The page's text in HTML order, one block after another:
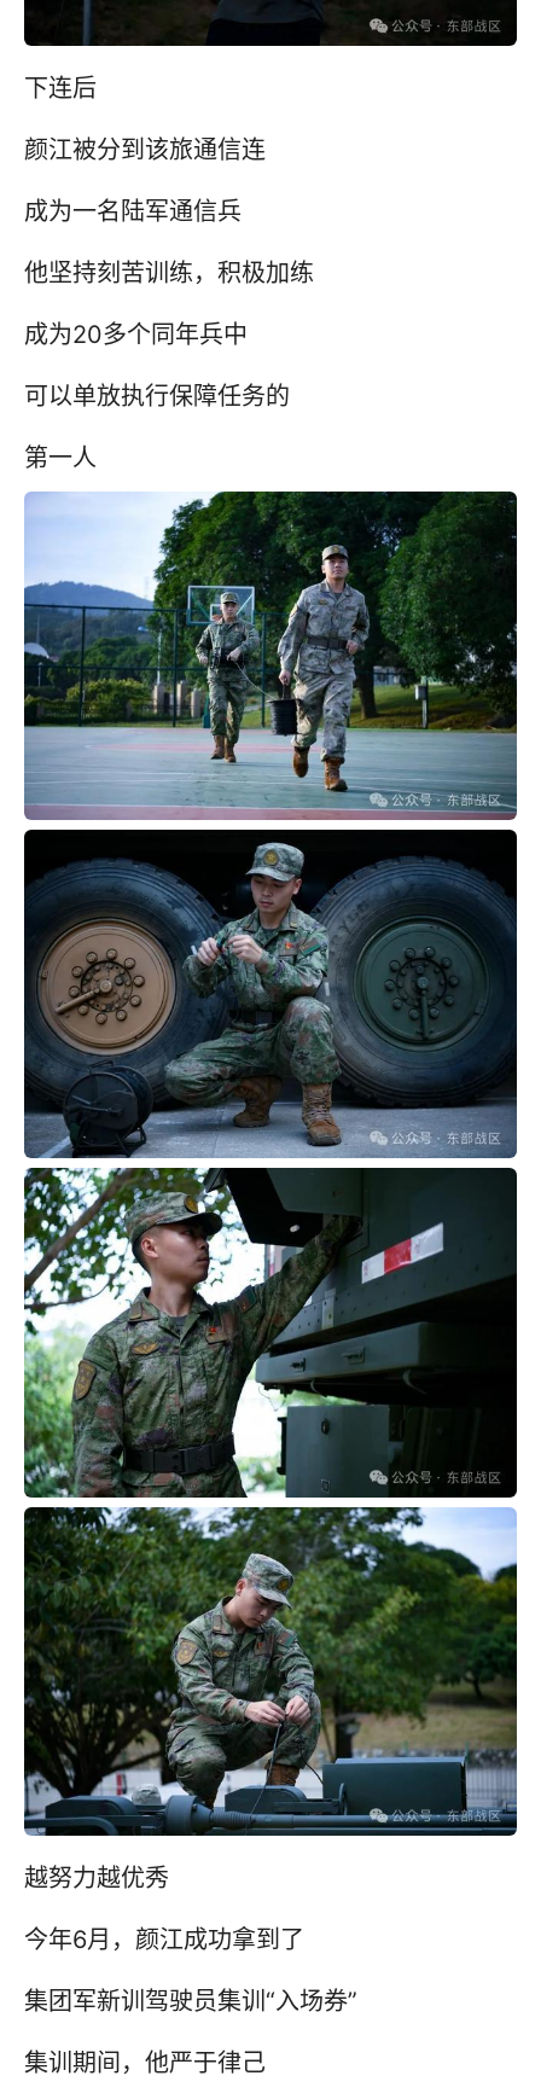
下连后
颜江被分到该旅通信连
成为一名陆军通信兵
他坚持刻苦训练，积极加练
成为20多个同年兵中
可以单放执行保障任务的
第一人
越努力越优秀
今年6月，颜江成功拿到了
集团军新训驾驶员集训“入场券”
集训期间，他严于律己